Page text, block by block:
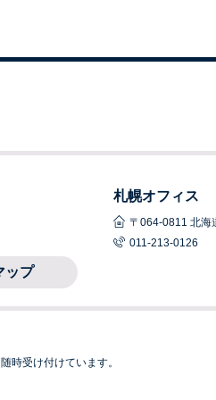
ップ
札幌オフィス
〒064-0811 北海
011-213-0126
時受け付けています。